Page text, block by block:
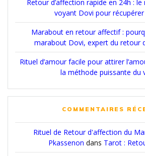
Retour d’affection rapide en 24h :
voyant Dovi pour récupérer
Marabout en retour affectif :
marabout Dovi, expert du retour
Rituel d’amour facile pour attirer
la méthode puissante du
COMMENTAIRES
Rituel de Retour d'affection du
Pkassenon dans Tarot :